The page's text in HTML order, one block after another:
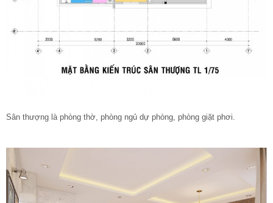
Sân thượng là phòng thờ, phòng ngủ dự phòng, phòng giặt phơi.